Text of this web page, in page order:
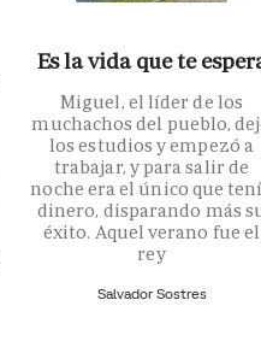
Es la vida que te
Miguel, el líder de los
muchachos del pueblo,
los estudios y empezó a
trabajar, y para salir de
noche era el único que
dinero, disparando más
éxito. Aquel verano fue el
rey
Salvador Sostres